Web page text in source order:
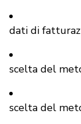
dati di
scelta del
scelta del